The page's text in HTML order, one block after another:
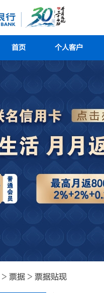
首页 个人客户
> 票据 > 票据贴现